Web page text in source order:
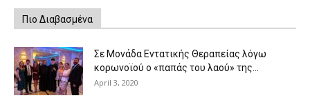
Πιο Διαβασμένα
Σε Μονάδα Εντατικής Θεραπείας λόγω
κορωνοϊού ο «παπάς του λαού» της...
April 3, 2020